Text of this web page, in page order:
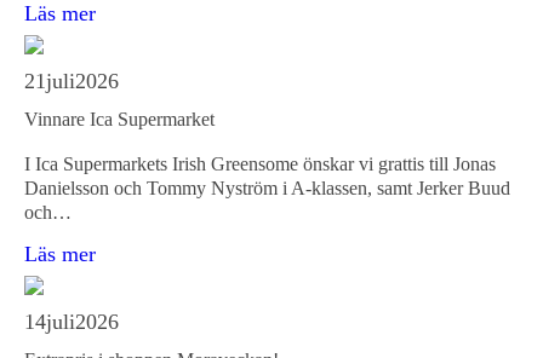
Läs mer
21juli2026
Vinnare Ica Supermarket
I Ica Supermarkets Irish Greensome önskar vi grattis till Jonas
Danielsson och Tommy Nyström i A-klassen, samt Jerker Buud
och…
Läs mer
14juli2026